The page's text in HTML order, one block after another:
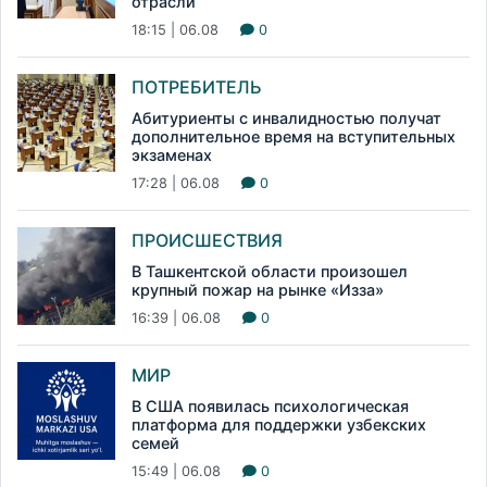
18:15 | 06.08 0
ПОТРЕБИТЕЛЬ
Абитуриенты с инвалидностью получат
дополнительное время на вступительных
экзаменах
17:28 | 06.08 0
ПРОИСШЕСТВИЯ
В Ташкентской области произошел
крупный пожар на рынке «Изза»
16:39 | 06.08 0
МИР
В США появилась психологическая
платформа для поддержки узбекских
семей
15:49 | 06.08 0